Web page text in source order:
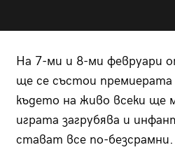
На 7-ми и 8-ми февруари
ще се състои премиерата
където на живо всеки ще
играта загрубява и
стават все по-безсрамни.